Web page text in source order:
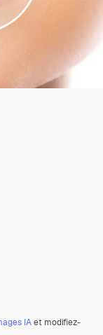
IAet modifiez-